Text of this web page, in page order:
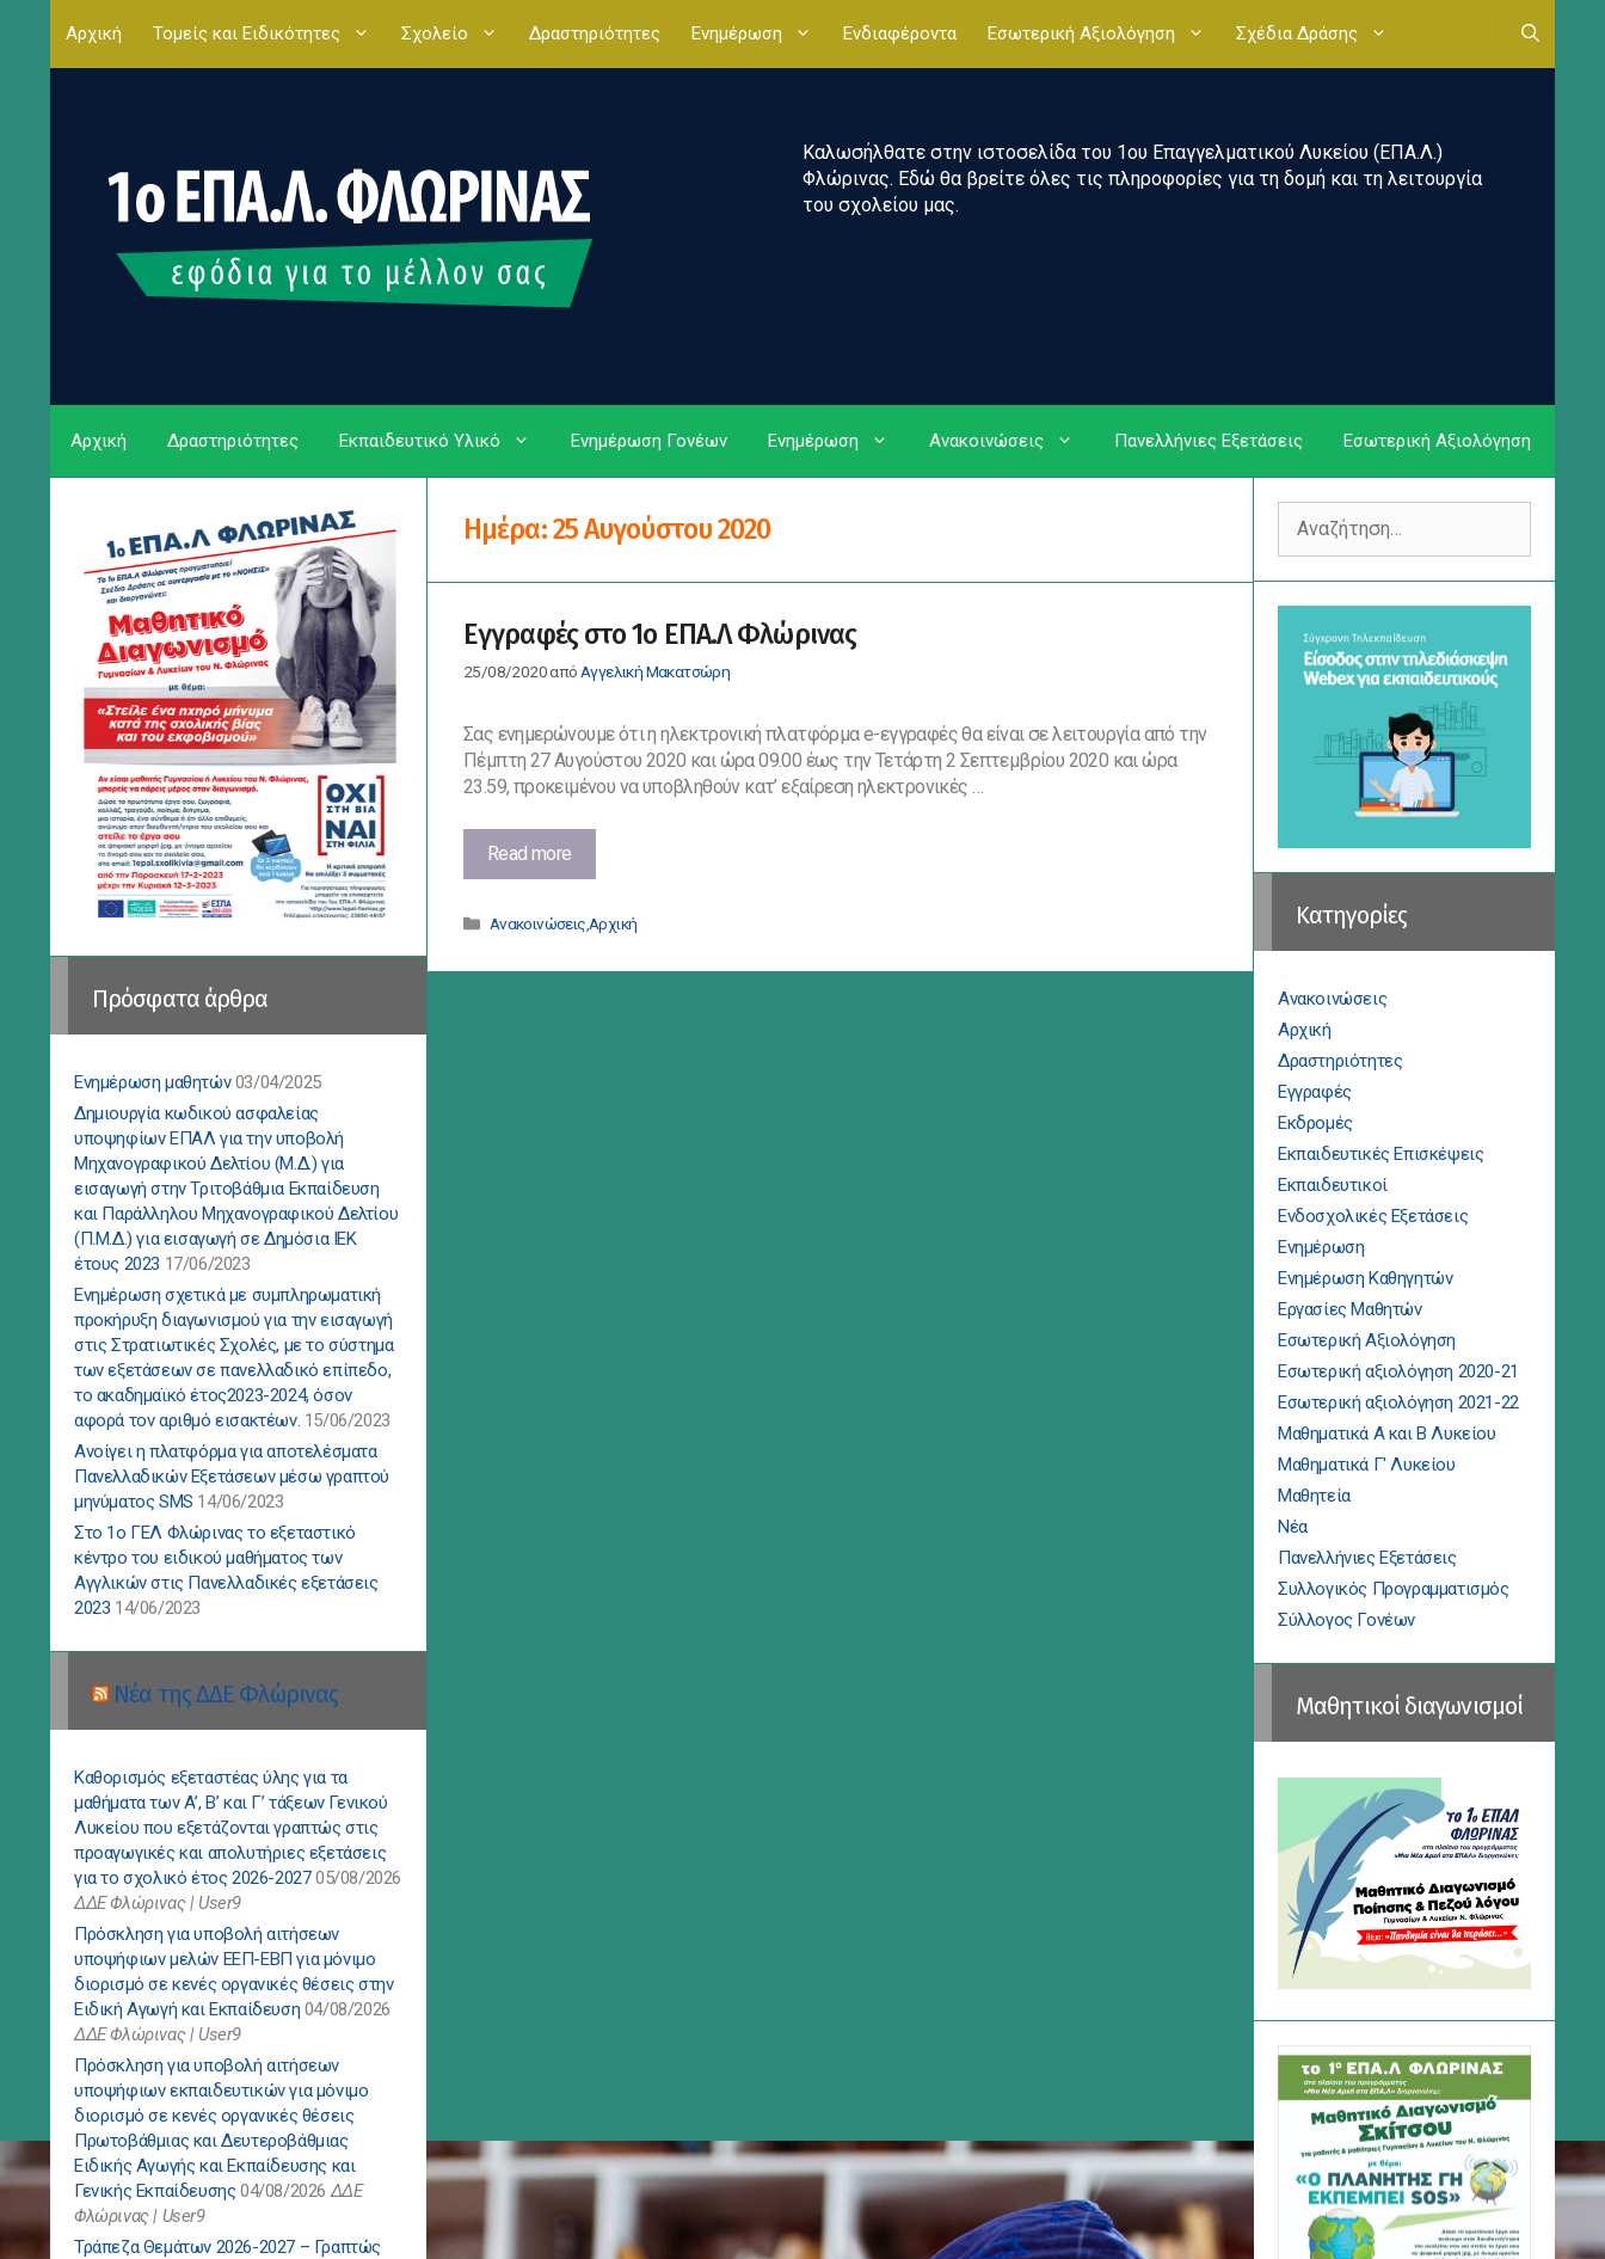
περιεχόμενο
Αρχική Τομείς και Ειδικότητες Σχολείο Δραστηριότητες Ενημέρωση Ενδιαφέροντα Εσωτερική Αξιολόγηση Σχέδια Δράσης
Καλωσήλθατε στην ιστοσελίδα του 1ου Επαγγελματικού Λυκείου (ΕΠΑ.Λ.)
Φλώρινας. Εδώ θα βρείτε όλες τις πληροφορίες για τη δομή και τη λειτουργία
του σχολείου μας.
Αρχική Δραστηριότητες Εκπαιδευτικό Υλικό Ενημέρωση Γονέων Ενημέρωση Ανακοινώσεις Πανελλήνιες Εξετάσεις Εσωτερική Αξιολόγηση
Ημέρα:25 Αυγούστου 2020
Εγγραφές στο 1ο ΕΠΑ.Λ Φλώρινας
25/08/2020από Αγγελική Μακατσώρη
Σας ενημερώνουμε ότι η ηλεκτρονική πλατφόρμα e-εγγραφές θα είναι σε λειτουργία από την
Πέμπτη 27 Αυγούστου 2020 και ώρα 09.00 έως την Τετάρτη 2 Σεπτεμβρίου 2020 και ώρα
23.59, προκειμένου να υποβληθούν κατ’ εξαίρεση ηλεκτρονικές …
Read moreΕγγραφές
στο
ΕΠΑ.Λ
Κατηγορίες
Ανακοινώσεις Αρχική
Πρόσφατα άρθρα
Ενημέρωση μαθητών 03/04/2025
Δημιουργία κωδικού ασφαλείας
υποψηφίων ΕΠΑΛ για την υποβολή
Μηχανογραφικού Δελτίου (Μ.Δ.) για
εισαγωγή στην Τριτοβάθμια Εκπαίδευση
και Παράλληλου Μηχανογραφικού Δελτίου
(Π.Μ.Δ.) για εισαγωγή σε Δημόσια ΙΕΚ
έτους 2023 17/06/2023
Ενημέρωση σχετικά με συμπληρωματική
προκήρυξη διαγωνισμού για την εισαγωγή
στις Στρατιωτικές Σχολές, με το σύστημα
των εξετάσεων σε πανελλαδικό επίπεδο,
το ακαδημαϊκό έτος2023-2024, όσον
αφορά τον αριθμό εισακτέων. 15/06/2023
Ανοίγει η πλατφόρμα για αποτελέσματα
Πανελλαδικών Εξετάσεων μέσω γραπτού
μηνύματος SMS 14/06/2023
Στο 1ο ΓΕΛ Φλώρινας το εξεταστικό
κέντρο του ειδικού μαθήματος των
Αγγλικών στις Πανελλαδικές εξετάσεις
2023 14/06/2023
Νέα της ΔΔΕ Φλώρινας
Καθορισμός εξεταστέας ύλης για τα
μαθήματα των Α’, Β’ και Γ’ τάξεων Γενικού
Λυκείου που εξετάζονται γραπτώς στις
προαγωγικές και απολυτήριες εξετάσεις
για το σχολικό έτος 2026-2027 05/08/2026
ΔΔΕ Φλώρινας | User9
Πρόσκληση για υποβολή αιτήσεων
υποψήφιων μελών ΕΕΠ-ΕΒΠ για μόνιμο
διορισμό σε κενές οργανικές θέσεις στην
Ειδική Αγωγή και Εκπαίδευση 04/08/2026
ΔΔΕ Φλώρινας | User9
Πρόσκληση για υποβολή αιτήσεων
υποψήφιων εκπαιδευτικών για μόνιμο
διορισμό σε κενές οργανικές θέσεις
Πρωτοβάθμιας και Δευτεροβάθμιας
Ειδικής Αγωγής και Εκπαίδευσης και
Γενικής Εκπαίδευσης 04/08/2026 ΔΔΕ
Φλώρινας | User9
Τράπεζα Θεμάτων 2026-2027 – Γραπτώς
για:
Kατηγορίες
Ανακοινώσεις
Αρχική
Δραστηριότητες
Εγγραφές
Εκδρομές
Εκπαιδευτικές Επισκέψεις
Εκπαιδευτικοί
Ενδοσχολικές Εξετάσεις
Ενημέρωση
Ενημέρωση Καθηγητών
Εργασίες Μαθητών
Εσωτερική Αξιολόγηση
Εσωτερική αξιολόγηση 2020-21
Εσωτερική αξιολόγηση 2021-22
Μαθηματικά Α και Β Λυκείου
Μαθηματικά Γ' Λυκείου
Μαθητεία
Νέα
Πανελλήνιες Εξετάσεις
Συλλογικός Προγραμματισμός
Σύλλογος Γονέων
Μαθητικοί διαγωνισμοί